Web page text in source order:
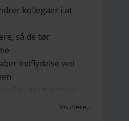
kollegaer i at
så de tør
indflydelse ved
Vis mere...